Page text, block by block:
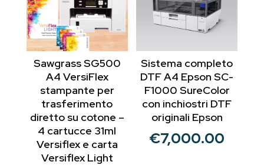
Sawgrass SG500
A4 VersiFlex
stampante per
trasferimento
diretto su cotone –
4 cartucce 31ml
Versiflex e carta
Versiflex Light
Sistema completo
DTF A4 Epson SC-
F1000 SureColor
con inchiostri DTF
originali Epson
€7,000.00